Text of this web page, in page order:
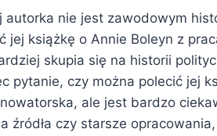
autorka nie jest zawodowym
jej książkę o Annie Boleyn z
skupia się na historii
pytanie, czy można polecić jej
ale jest bardzo
źródła czy starsze